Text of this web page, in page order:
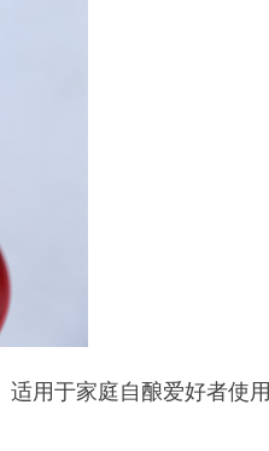
适用于家庭自酿爱好者使用